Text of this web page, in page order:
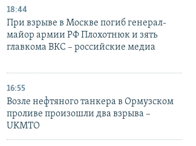
18:44
При взрыве в Москве погиб генерал-
майор армии РФ Плохотнюк и зять
главкома ВКС – российские медиа
16:55
Возле нефтяного танкера в Ормузском
проливе произошли два взрыва –
UKMTO